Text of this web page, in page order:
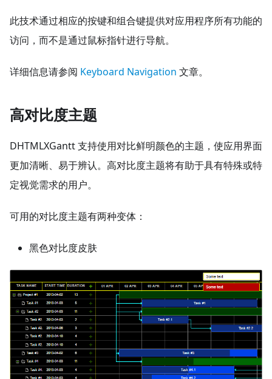
此技术通过相应的按键和组合键提供对应用程序所有功能的
访问，而不是通过鼠标指针进行导航。
详细信息请参阅 Keyboard Navigation 文章。
高对比度主题
DHTMLXGantt 支持使用对比鲜明颜色的主题，使应用界面
更加清晰、易于辨认。高对比度主题将有助于具有特殊或特
定视觉需求的用户。
可用的对比度主题有两种变体：
黑色对比度皮肤